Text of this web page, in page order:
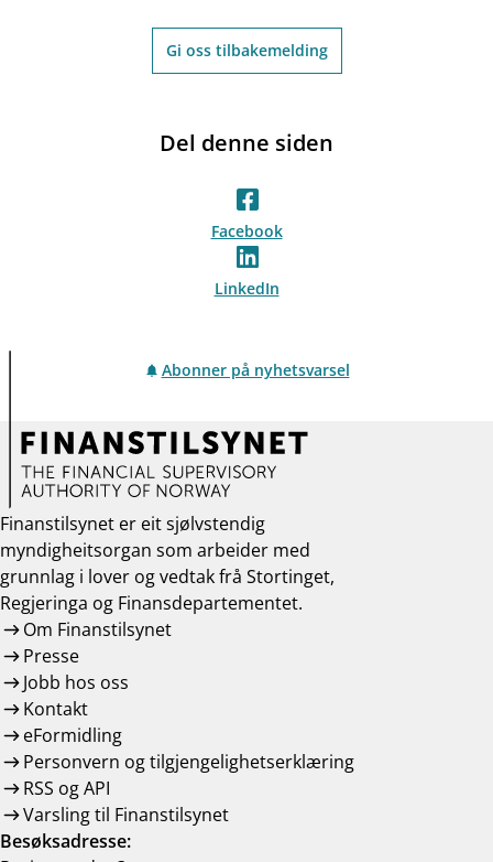
Gi oss tilbakemelding
Del denne siden
Facebook
LinkedIn
Abonner på nyhetsvarsel
Finanstilsynet er eit sjølvstendig
myndigheitsorgan som arbeider med
grunnlag i lover og vedtak frå Stortinget,
Regjeringa og Finansdepartementet.
Om Finanstilsynet
Presse
Jobb hos oss
Kontakt
eFormidling
Personvern og tilgjengelighetserklæring
RSS og API
Varsling til Finanstilsynet
Besøksadresse: